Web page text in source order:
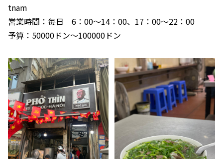
tnam
営業時間：毎日 6：00～14：00、17：00～22：00
予算：50000ドン～100000ドン